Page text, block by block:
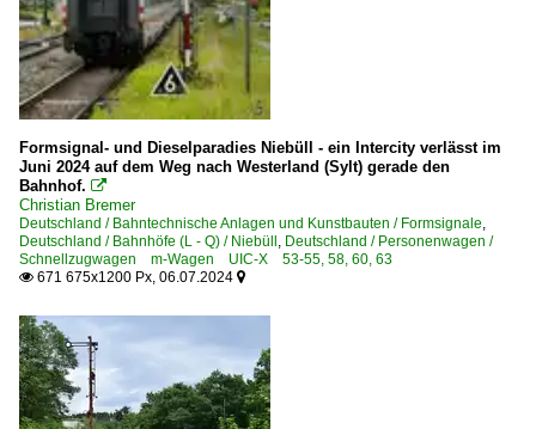
Formsignal- und Dieselparadies Niebüll - ein Intercity verlässt im
Juni 2024 auf dem Weg nach Westerland (Sylt) gerade den
Bahnhof. 
Christian Bremer
Deutschland / Bahntechnische Anlagen und Kunstbauten / Formsignale,
Deutschland / Bahnhöfe (L - Q) / Niebüll , Deutschland / Personenwagen /
Schnellzugwagen m-Wagen UIC-X 53-55, 58, 60, 63
 671 675x1200 Px, 06.07.2024 